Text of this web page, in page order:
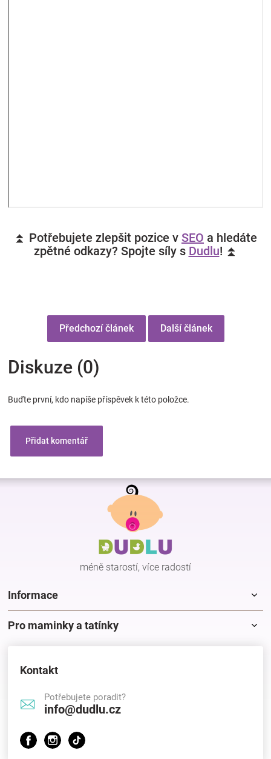
⏫ Potřebujete zlepšit pozice v SEO a hledáte
zpětné odkazy? Spojte síly s Dudlu! ⏫
Předchozí článek Další článek
Diskuze (0)
Buďte první, kdo napíše příspěvek k této položce.
Přidat komentář
Z
méně starostí, více radostí
Informace
Pro maminky a tatínky
Kontakt
Potřebujete poradit?
info@dudlu.cz